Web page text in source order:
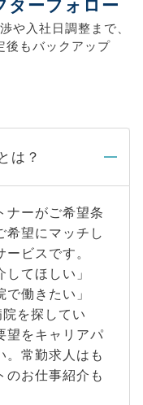
ターフォロー
や入社日調整まで、
後もバックアップ
は？
ナーがご希望条
希望にマッチし
ビスです。
てほしい」
働きたい」
を探してい
望をキャリアパ
。常勤求人はも
のお仕事紹介も